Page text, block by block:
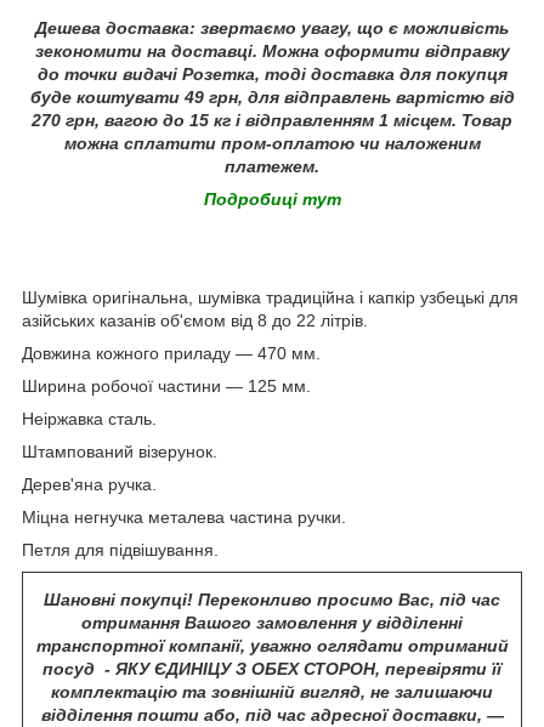
Дешева доставка: звертаємо увагу, що є можливість
зекономити на доставці. Можна оформити відправку
до точки видачі Розетка, тоді доставка для покупця
буде коштувати 49 грн, для відправлень вартістю від
270 грн, вагою до 15 кг і відправленням 1 місцем. Товар
можна сплатити пром-оплатою чи наложеним
платежем.
Подробиці тут
Шумівка оригінальна, шумівка традиційна і капкір узбецькі для
азійських казанів об'ємом від 8 до 22 літрів.
Довжина кожного приладу — 470 мм.
Ширина робочої частини — 125 мм.
Неіржавка сталь.
Штампований візерунок.
Дерев'яна ручка.
Міцна негнучка металева частина ручки.
Петля для підвішування.
Шановні покупці! Переконливо просимо Вас, під час
отримання Вашого замовлення у відділенні
транспортної компанії, уважно оглядати отриманий
посуд - ЯКУ ЄДИНІЦУ З ОБЕХ СТОРОН, перевіряти її
комплектацію та зовнішній вигляд, не залишаючи
відділення пошти або, під час адресної доставки, —